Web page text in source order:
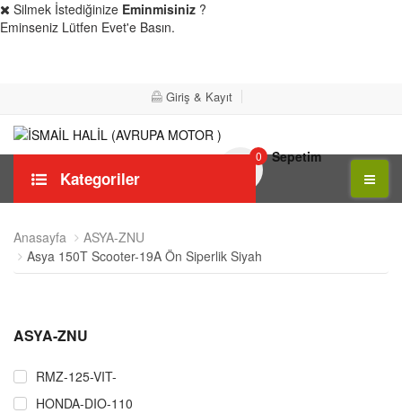
Silmek İstediğinize Eminmisiniz ?
Eminseniz Lütfen Evet'e Basın.
Giriş & Kayıt
0 Sepetim
Kategoriler
Anasayfa
ASYA-ZNU
Asya 150T Scooter-19A Ön Siperlik Siyah
ASYA-ZNU
RMZ-125-VIT-
HONDA-DIO-110